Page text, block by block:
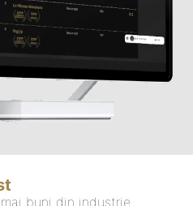
buni din industrie